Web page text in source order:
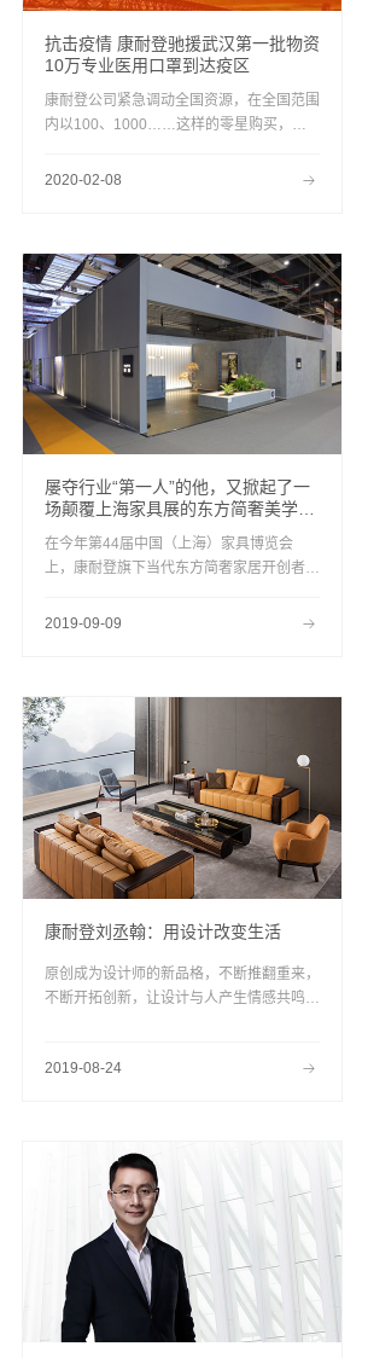
抗击疫情 康耐登驰援武汉第一批物资
10万专业医用口罩到达疫区
康耐登公司紧急调动全国资源，在全国范围
内以100、1000……这样的零星购买，共
日送达武汉疫区，并由武汉当地经销商将口
2020-02-08
屡夺行业“第一人”的他，又掀起了一
场颠覆上海家具展的东方简奢美学盛
宴！
在今年第44届中国（上海）家具博览会
上，康耐登旗下当代东方简奢家居开创者
现代极简和东方简奢的神韵，让大批中外观
2019-09-09
康耐登刘丞翰：用设计改变生活
原创成为设计师的新品格，不断推翻重来，
不断开拓创新，让设计与人产生情感共鸣。
2019-08-24